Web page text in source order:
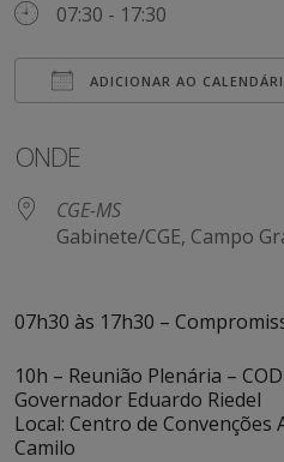
07:30 - 17:30
ADICIONAR AO
ONDE
CGE-MS
Gabinete/CGE, Campo
07h30 às 17h30 –
10h – Reunião Plenária –
Governador Eduardo Riedel
Local: Centro de Convenções
Camilo